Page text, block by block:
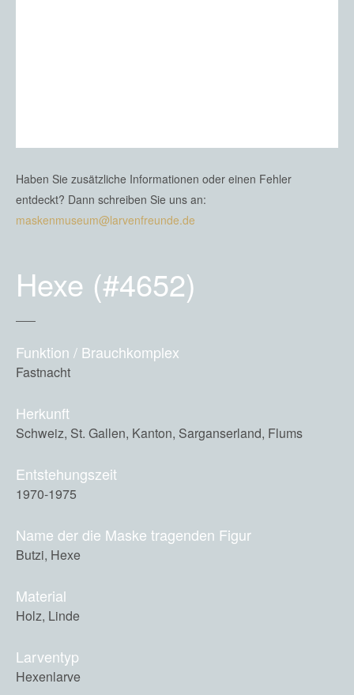
Haben Sie zusätzliche Informationen oder einen Fehler
entdeckt? Dann schreiben Sie uns an:
maskenmuseum@larvenfreunde.de
Hexe (#4652)
Funktion / Brauchkomplex
Fastnacht
Herkunft
Schweiz, St. Gallen, Kanton, Sarganserland, Flums
Entstehungszeit
1970-1975
Name der die Maske tragenden Figur
Butzi, Hexe
Material
Holz, Linde
Larventyp
Hexenlarve